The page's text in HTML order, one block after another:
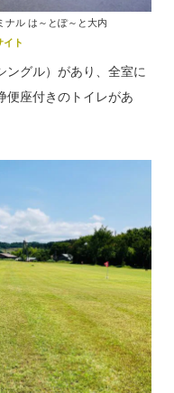
ル は～とぽ～と大内
イト
ングル）があり、全室に
便座付きのトイレがあ